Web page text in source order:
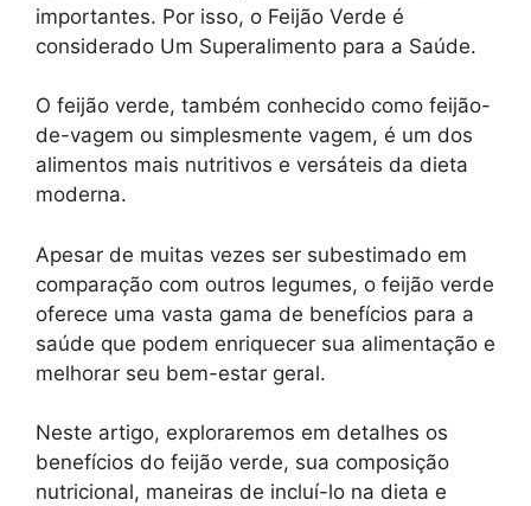
importantes. Por isso, o Feijão Verde é
considerado Um Superalimento para a Saúde.
O feijão verde, também conhecido como feijão-
de-vagem ou simplesmente vagem, é um dos
alimentos mais nutritivos e versáteis da dieta
moderna.
Apesar de muitas vezes ser subestimado em
comparação com outros legumes, o feijão verde
oferece uma vasta gama de benefícios para a
saúde que podem enriquecer sua alimentação e
melhorar seu bem-estar geral.
Neste artigo, exploraremos em detalhes os
benefícios do feijão verde, sua composição
nutricional, maneiras de incluí-lo na dieta e